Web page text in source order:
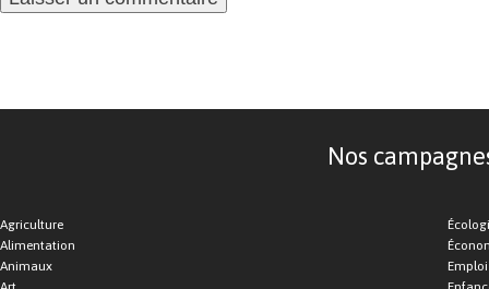
Nos
Agriculture
Alimentation
Animaux
Emploi